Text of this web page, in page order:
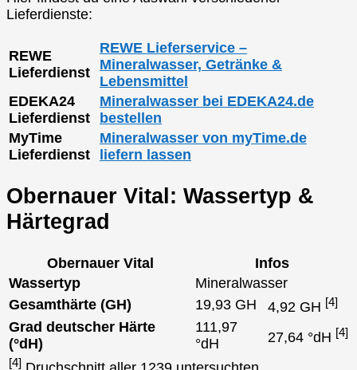
Lieferdienste:
REWE
Lieferdienst
REWE Lieferservice –
Mineralwasser, Getränke &
Lebensmittel
EDEKA24
Lieferdienst
Mineralwasser bei EDEKA24.de
bestellen
MyTime
Lieferdienst
Mineralwasser von myTime.de
liefern lassen
Obernauer Vital: Wassertyp &
Härtegrad
Obernauer Vital
Infos
Wassertyp
Mineralwasser
Gesamthärte (GH)
19,93 GH 4,92 GH [4]
Grad deutscher Härte
(°dH)
111,97
°dH
27,64 °dH [4]
[4]